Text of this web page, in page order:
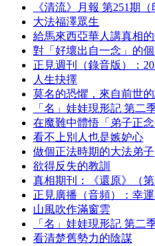
《清流》月報 第251期（
大法福澤眾生
給馬來西亞華人講真相
對「好壞出自一念」的
正見週刊（錄音版）：
人生抉擇
莫名的恐懼，來自前世
「名」娃娃現形記 第二
在魔難中體悟「弟子正
看不上別人也是嫉妒心
做個正法時期的大法弟子
欲得反失的教訓
真相期刊：《還原》（第
正見廣播（音頻）：幸
山風吹作滿窗雲
「名」娃娃現形記 第二
看清楚舊勢力的陰謀